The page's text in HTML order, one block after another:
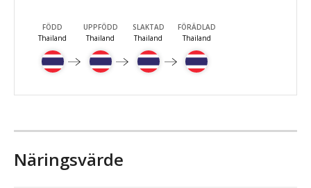
FÖDD
Thailand
UPPFÖDD
Thailand
SLAKTAD
Thailand
FÖRÄDLAD
Thailand
Näringsvärde